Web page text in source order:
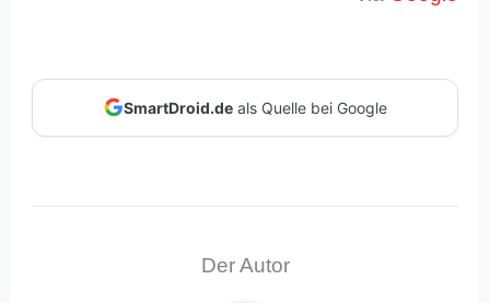
SmartDroid.deals Quelle bei Google
Der Autor